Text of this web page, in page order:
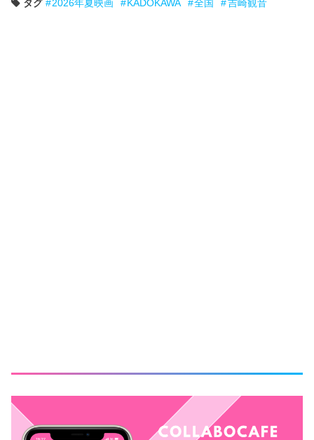
タグ 2026年夏映画 KADOKAWA 全国 吉崎観音